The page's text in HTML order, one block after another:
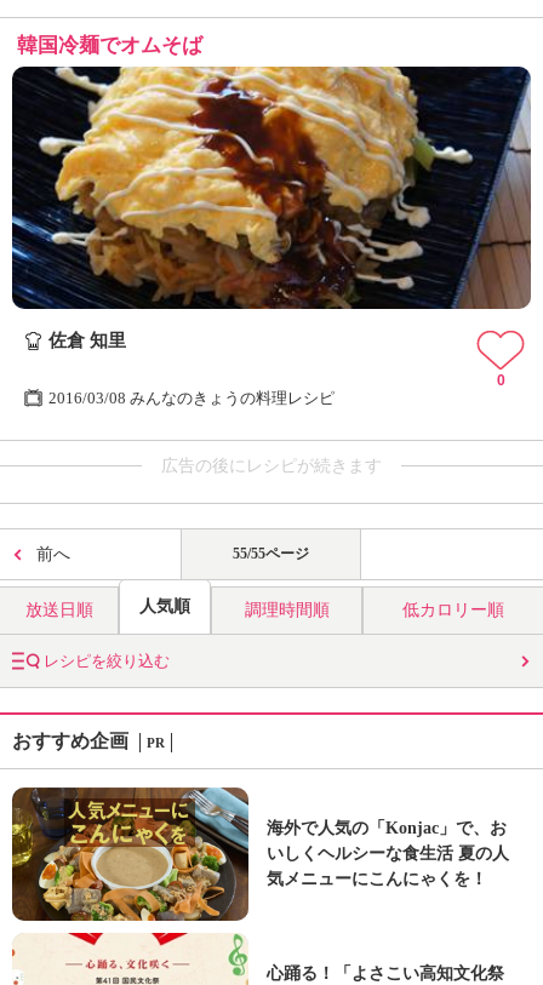
韓国冷麺でオムそば
佐倉 知里
2016/03/08 みんなのきょうの料理レシピ
0
広告の後にレシピが続きます
前へ 55/55ページ
放送日順 人気順 調理時間順 低カロリー順
レシピを絞り込む
おすすめ企画 PR
海外で人気の「Konjac」で、お
いしくヘルシーな食生活 夏の人
気メニューにこんにゃくを！
心踊る！「よさこい高知文化祭